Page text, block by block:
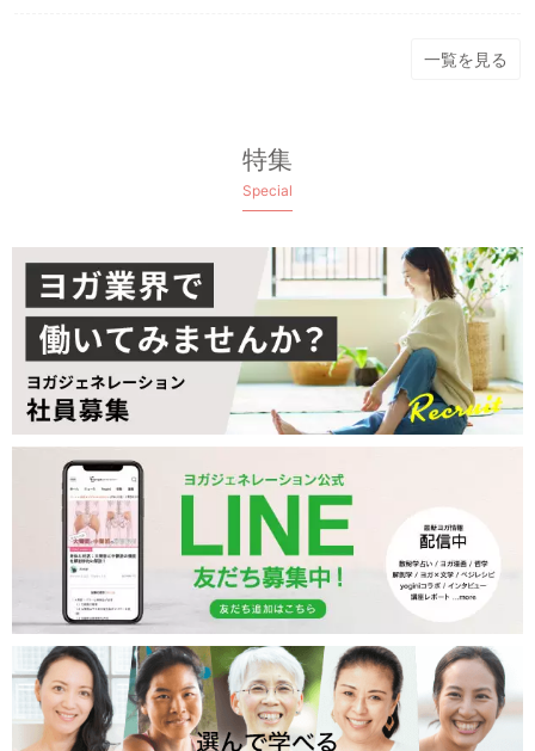
一覧を見る
特集
Special